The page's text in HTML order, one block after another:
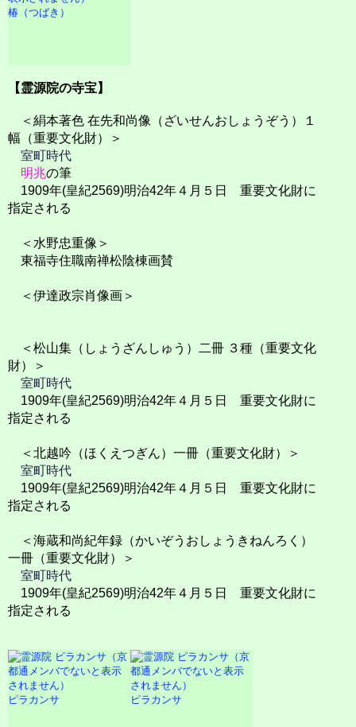
椿（つばき）
【霊源院の寺宝】
＜絹本著色 在先和尚像（ざいせんおしょうぞう）１
幅（重要文化財）＞
室町時代
明兆の筆
1909年(皇紀2569)明治42年４月５日 重要文化財に
指定される
＜水野忠重像＞
東福寺住職南禅松陰棟画賛
＜伊達政宗肖像画＞
＜松山集（しょうざんしゅう）二冊 ３種（重要文化
財）＞
室町時代
1909年(皇紀2569)明治42年４月５日 重要文化財に
指定される
＜北越吟（ほくえつぎん）一冊（重要文化財）＞
室町時代
1909年(皇紀2569)明治42年４月５日 重要文化財に
指定される
＜海蔵和尚紀年録（かいぞうおしょうきねんろく）
一冊（重要文化財）＞
室町時代
1909年(皇紀2569)明治42年４月５日 重要文化財に
指定される
ピラカンサ ピラカンサ